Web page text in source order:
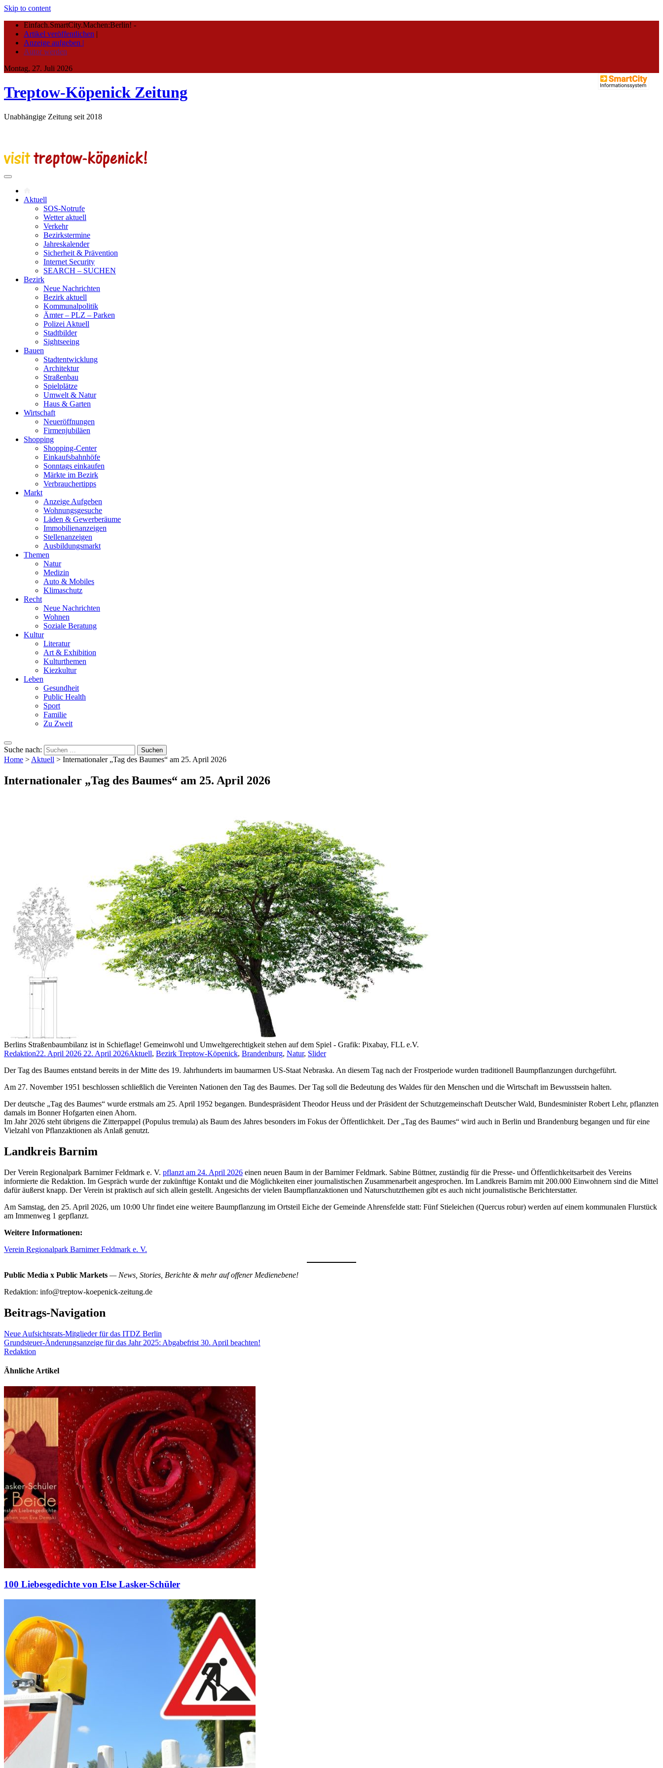
Skip to content
Einfach.SmartCity.Machen:Berlin! -
Artikel veröffentlichen |
Anzeige aufgeben |
Autor werden
Montag, 27. Juli 2026
Treptow-Köpenick Zeitung
Unabhängige Zeitung seit 2018
Aktuell
SOS-Notrufe
Wetter aktuell
Verkehr
Bezirkstermine
Jahreskalender
Sicherheit & Prävention
Internet Security
SEARCH – SUCHEN
Bezirk
Neue Nachrichten
Bezirk aktuell
Kommunalpolitik
Ämter – PLZ – Parken
Polizei Aktuell
Stadtbilder
Sightseeing
Bauen
Stadtentwicklung
Architektur
Straßenbau
Spielplätze
Umwelt & Natur
Haus & Garten
Wirtschaft
Neueröffnungen
Firmenjubiläen
Shopping
Shopping-Center
Einkaufsbahnhöfe
Sonntags einkaufen
Märkte im Bezirk
Verbrauchertipps
Markt
Anzeige Aufgeben
Wohnungsgesuche
Läden & Gewerberäume
Immobilienanzeigen
Stellenanzeigen
Ausbildungsmarkt
Themen
Natur
Medizin
Auto & Mobiles
Klimaschutz
Recht
Neue Nachrichten
Wohnen
Soziale Beratung
Kultur
Literatur
Art & Exhibition
Kulturthemen
Kiezkultur
Leben
Gesundheit
Public Health
Sport
Familie
Zu Zweit
Suche nach:
Home > Aktuell > Internationaler „Tag des Baumes“ am 25. April 2026
Internationaler „Tag des Baumes“ am 25. April 2026
Berlins Straßenbaumbilanz ist in Schieflage! Gemeinwohl und Umweltgerechtigkeit stehen auf dem Spiel - Grafik: Pixabay, FLL e.V.
Redaktion22. April 2026 22. April 2026Aktuell, Bezirk Treptow-Köpenick, Brandenburg, Natur, Slider
Der Tag des Baumes entstand bereits in der Mitte des 19. Jahrhunderts im baumarmen US-Staat Nebraska. An diesem Tag nach der Frostperiode wurden traditionell Baumpflanzungen durchgeführt.
Am 27. November 1951 beschlossen schließlich die Vereinten Nationen den Tag des Baumes. Der Tag soll die Bedeutung des Waldes für den Menschen und die Wirtschaft im Bewusstsein halten.
Der deutsche „Tag des Baumes“ wurde erstmals am 25. April 1952 begangen. Bundespräsident Theodor Heuss und der Präsident der Schutzgemeinschaft Deutscher Wald, Bundesminister Robert Lehr, pflanzten
damals im Bonner Hofgarten einen Ahorn.
Im Jahr 2026 steht übrigens die Zitterpappel (Populus tremula) als Baum des Jahres besonders im Fokus der Öffentlichkeit. Der „Tag des Baumes“ wird auch in Berlin und Brandenburg begangen und für eine
Vielzahl von Pflanzaktionen als Anlaß genutzt.
Landkreis Barnim
Der Verein Regionalpark Barnimer Feldmark e. V. pflanzt am 24. April 2026 einen neuen Baum in der Barnimer Feldmark. Sabine Büttner, zuständig für die Presse- und Öffentlichkeitsarbeit des Vereins
informierte die Redaktion. Im Gespräch wurde der zukünftige Kontakt und die Möglichkeiten einer journalistischen Zusammenarbeit angesprochen. Im Landkreis Barnim mit 200.000 Einwohnern sind die Mittel
dafür äußerst knapp. Der Verein ist praktisch auf sich allein gestellt. Angesichts der vielen Baumpflanzaktionen und Naturschutzthemen gibt es auch nicht journalistische Berichterstatter.
Am Samstag, den 25. April 2026, um 10:00 Uhr findet eine weitere Baumpflanzung im Ortsteil Eiche der Gemeinde Ahrensfelde statt: Fünf Stieleichen (Quercus robur) werden auf einem kommunalen Flurstück
am Immenweg 1 gepflanzt.
Weitere Informationen:
Verein Regionalpark Barnimer Feldmark e. V.
Public Media x Public Markets — News, Stories, Berichte & mehr auf offener Medienebene!
Redaktion: info@treptow-koepenick-zeitung.de
Beitrags-Navigation
Neue Aufsichtsrats-Mitglieder für das ITDZ Berlin
Grundsteuer-Änderungsanzeige für das Jahr 2025: Abgabefrist 30. April beachten!
Redaktion
Ähnliche Artikel
100 Liebesgedichte von Else Lasker-Schüler